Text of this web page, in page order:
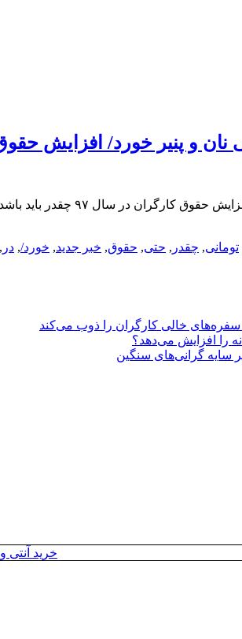
تومانی, چقدر , حتی, حقوق, خبر جدید, خورد/, در ,
را افزایش می‌دهد؟
سایه گرانی‌های سنگین
خرید آنتی